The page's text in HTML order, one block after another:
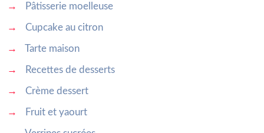
→ Pâtisserie moelleuse
→ Cupcake au citron
→ Tarte maison
→ Recettes de desserts
→ Crème dessert
→ Fruit et yaourt